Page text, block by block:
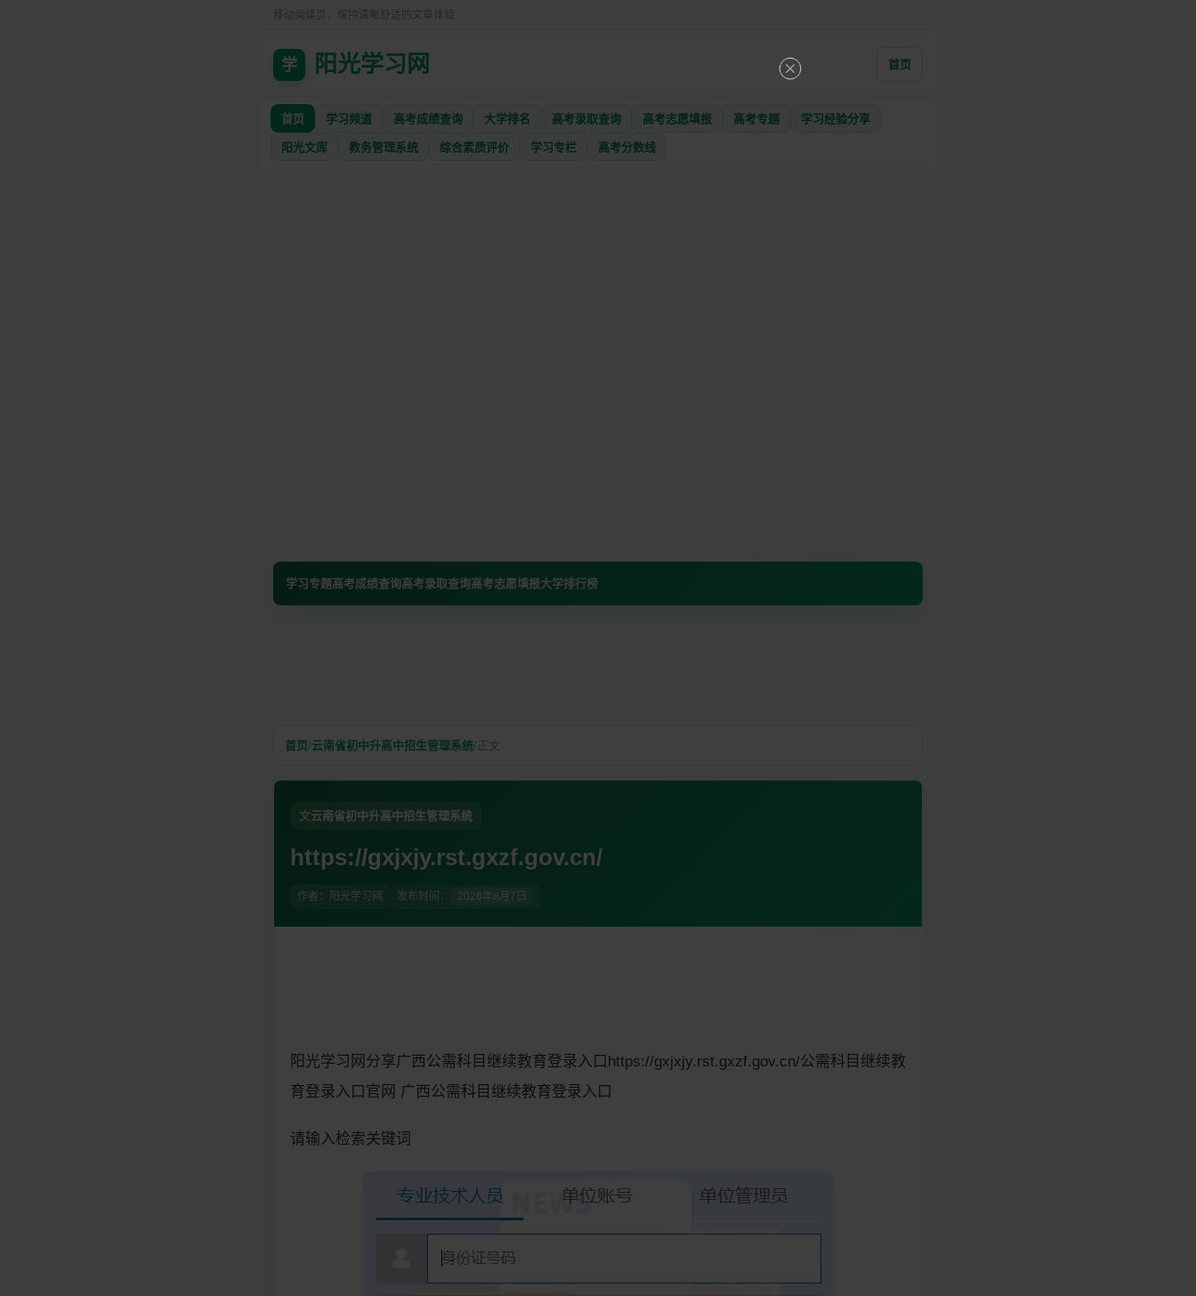
移动阅读页，保持清晰舒适的文章体验
学 阳光学习网 首页
首页 学习频道 高考成绩查询 大学排名 高考录取查询 高考志愿填报 高考专题 学习经验分享
阳光文库 教务管理系统 综合素质评价 学习专栏 高考分数线
学习专题高考成绩查询高考录取查询高考志愿填报大学排行榜
首页/云南省初中升高中招生管理系统/ 正文
文云南省初中升高中招生管理系统
https://gxjxjy.rst.gxzf.gov.cn/
作者：阳光学习网 发布时间： 2026年8月7日
阳光学习网分享广西公需科目继续教育登录入口https://gxjxjy.rst.gxzf.gov.cn/公需科目继续教
育登录入口官网 广西公需科目继续教育登录入口
请输入检索关键词